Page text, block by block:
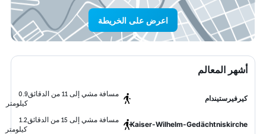
اعرض على الخريطة
أشهر المعالم
كيرفيرستيندام
مسافة مشي إلى 11 من الدقائق
0.9
كيلومتر
Kaiser-Wilhelm-Gedächtniskirche
مسافة مشي إلى 15 من الدقائق
1.2
كيلومتر